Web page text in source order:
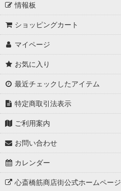
情報板
ショッピングカート
マイページ
お気に入り
最近チェックしたアイテム
特定商取引法表示
ご利用案内
お問い合わせ
カレンダー
心斎橋筋商店街公式ホームページ